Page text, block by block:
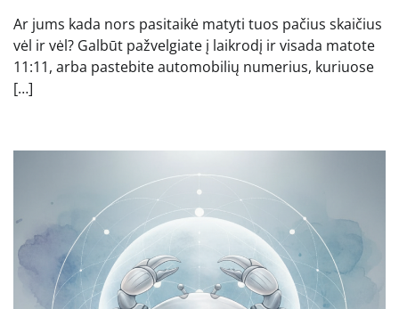
Ar jums kada nors pasitaikė matyti tuos pačius skaičius
vėl ir vėl? Galbūt pažvelgiate į laikrodį ir visada matote
11:11, arba pastebite automobilių numerius, kuriuose
[…]